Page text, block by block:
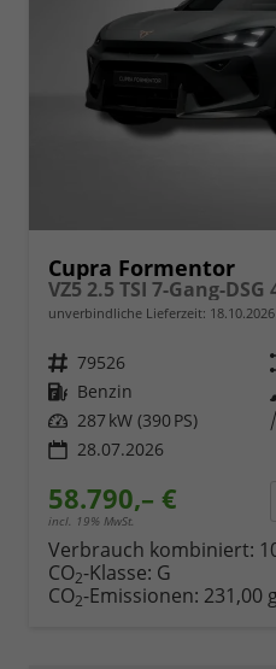
Cupra Formentor
VZ5 2.5 TSI 7-Gang-DSG
unverbindliche Lieferzeit: 18.10.2026
Fahrzeugnr. 79526
Kraftstoff Benzin
Leistung 287 kW (390 PS)
28.07.2026
58.790,– €
incl. 19% MwSt.
Verbrauch kombiniert:
CO2-Klasse: G
CO2-Emissionen: 231,00